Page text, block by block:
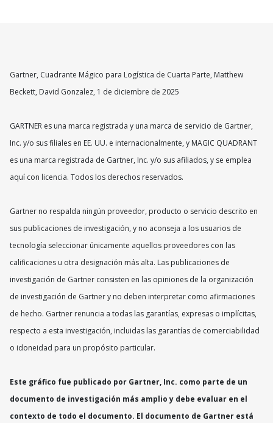
Gartner, Cuadrante Mágico para Logística de Cuarta Parte, Matthew
Beckett, David Gonzalez, 1 de diciembre de 2025
GARTNER es una marca registrada y una marca de servicio de Gartner,
Inc. y/o sus filiales en EE. UU. e internacionalmente, y MAGIC QUADRANT
es una marca registrada de Gartner, Inc. y/o sus afiliados, y se emplea
aquí con licencia. Todos los derechos reservados.
Gartner no respalda ningún proveedor, producto o servicio descrito en
sus publicaciones de investigación, y no aconseja a los usuarios de
tecnología seleccionar únicamente aquellos proveedores con las
calificaciones u otra designación más alta. Las publicaciones de
investigación de Gartner consisten en las opiniones de la organización
de investigación de Gartner y no deben interpretar como afirmaciones
de hecho. Gartner renuncia a todas las garantías, expresas o implícitas,
respecto a esta investigación, incluidas las garantías de comerciabilidad
o idoneidad para un propósito particular.
Este gráfico fue publicado por Gartner, Inc. como parte de un
documento de investigación más amplio y debe evaluar en el
contexto de todo el documento. El documento de Gartner está